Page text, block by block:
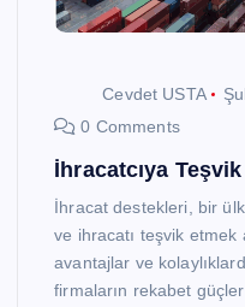
Cevdet USTA
0 Comments
İhracatcıya
İhracat destekleri, bir
ve ihracatı teşvik etmek
avantajlar ve
firmaların rekabet